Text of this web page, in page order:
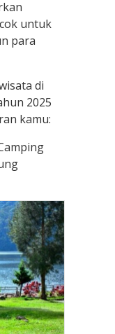
untuk
para
di
2025
kamu: